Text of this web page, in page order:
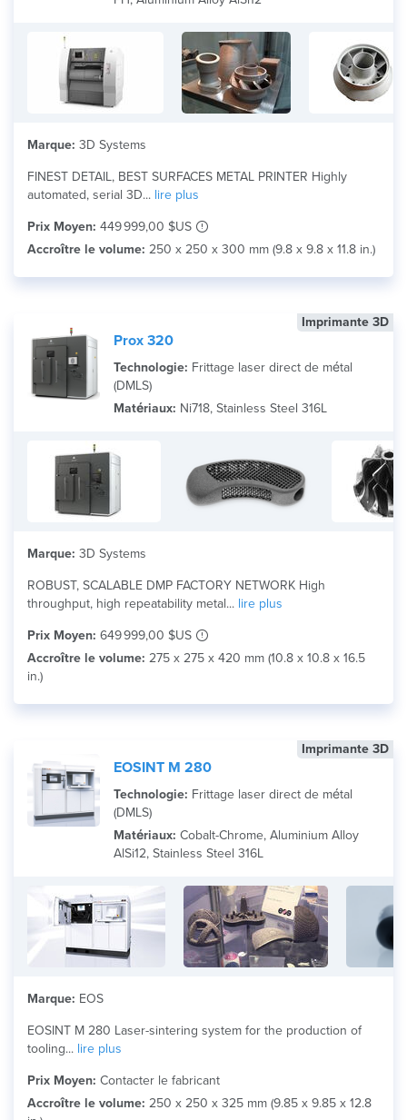
Marque: 3D Systems
FINEST DETAIL, BEST SURFACES METAL PRINTER Highly
automated, serial 3D... lire plus
Prix Moyen: 449 999,00 $US
Accroître le volume: 250 x 250 x 300 mm (9.8 x 9.8 x 11.8 in.)
Imprimante 3D
Prox 320
Technologie: Frittage laser direct de métal
(DMLS)
Matériaux: Ni718, Stainless Steel 316L
Marque: 3D Systems
ROBUST, SCALABLE DMP FACTORY NETWORK High
throughput, high repeatability metal... lire plus
Prix Moyen: 649 999,00 $US
Accroître le volume: 275 x 275 x 420 mm (10.8 x 10.8 x 16.5
in.)
Imprimante 3D
EOSINT M 280
Technologie: Frittage laser direct de métal
(DMLS)
Matériaux: Cobalt-Chrome, Aluminium Alloy
AlSi12, Stainless Steel 316L
Marque: EOS
EOSINT M 280 Laser-sintering system for the production of
tooling... lire plus
Prix Moyen: Contacter le fabricant
Accroître le volume: 250 x 250 x 325 mm (9.85 x 9.85 x 12.8